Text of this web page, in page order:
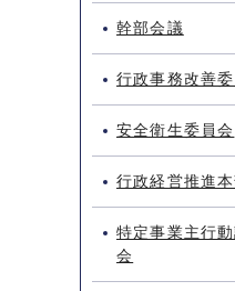
幹部会議
行政事務改善
安全衛生委員会
行政経営推進
特定事業主行
会